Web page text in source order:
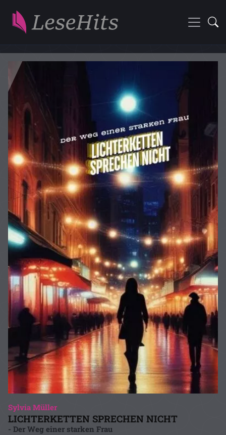
Sylvia Müller
LICHTERKETTEN SPRECHEN NICHT
- Der Weg einer starken Frau